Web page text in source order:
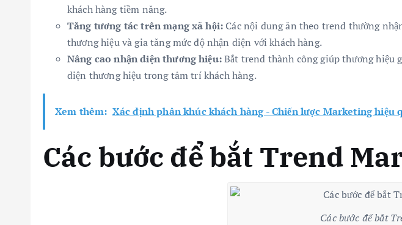
khách hàng tiềm năng.
Tăng tương tác trên mạng xã hội: Các nội dung ăn theo trend thường
thương hiệu và gia tăng mức độ nhận diện với khách hàng.
Nâng cao nhận diện thương hiệu:Bắt trend thành công giúp thương hiệu
diện thương hiệu trong tâm trí khách hàng.
Xem thêm: Xác định phân khúc khách hàng - Chiến lược Marketing hiệu
Các bước để bắt Trend
Các bước để bắt